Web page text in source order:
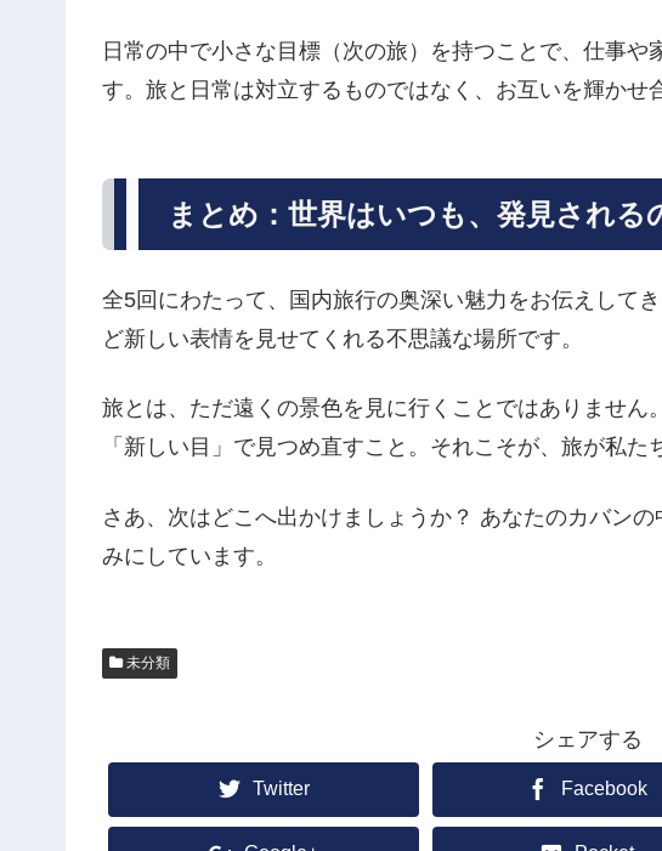
日常の中で小さな目標（次の旅）を持つことで、仕事や
す。旅と日常は対立するものではなく、お互いを輝かせ
まとめ：世界はいつも、発見される
全5回にわたって、国内旅行の奥深い魅力をお伝えして
ど新しい表情を見せてくれる不思議な場所です。
旅とは、ただ遠くの景色を見に行くことではありません
「新しい目」で見つめ直すこと。それこそが、旅が私た
さあ、次はどこへ出かけましょうか？ あなたのカバン
みにしています。
未分類
シェアする
Twitter Facebook